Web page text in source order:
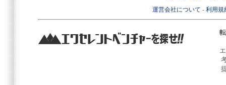
運営会社について - 利用規